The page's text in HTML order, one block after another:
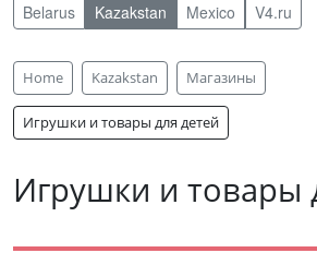
Belarus Kazakstan Mexico V4.ru
Home Kazakstan Магазины
Игрушки и товары для детей
Игрушки и товары